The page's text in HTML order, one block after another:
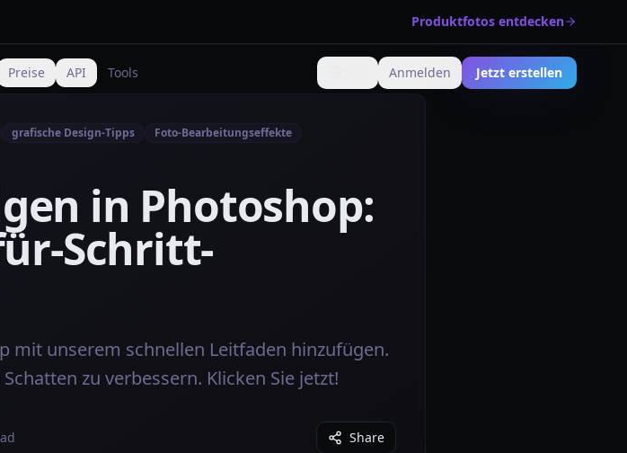
Produktfotos entdecken
Preise API Tools Sprache ändern
Anmelden Jetzt erstellen
grafische Design-Tipps
Foto-Bearbeitungseffekte
in Photoshop:
Schritt-
mit unserem schnellen Leitfaden hinzufügen.
zu verbessern. Klicken Sie jetzt!
Share